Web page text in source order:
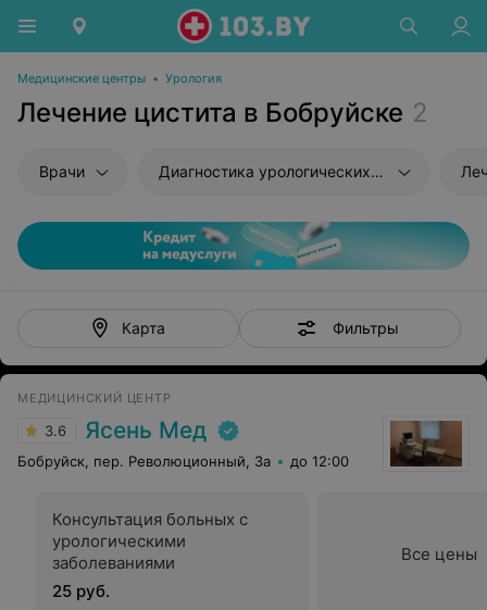
Медицинские центры • Урология
Лечение цистита в Бобруйске 2
Врачи Диагностика урологических заболеваний
Карта Фильтры
МЕДИЦИНСКИЙ ЦЕНТР
3.6 Ясень Мед
Бобруйск, пер. Революционный, 3а до 12:00
Консультация больных с
урологическими
заболеваниями
25 руб.
Все цены